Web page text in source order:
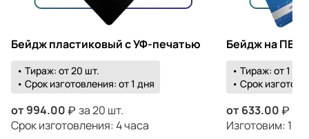
Бейдж пластиковый с УФ-печатью
• Тираж: от 20 шт.
• Срок изготовления: от 1 дня
от994.00
за 20 шт.
Срок изготовления: 4 часа
Бейдж на ПВХ
• Тираж: от 1 шт.
• Срок
от 633.00
Изготовим: 12